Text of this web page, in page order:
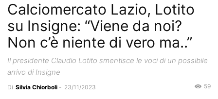
Calciomercato Lazio, Lotito
su Insigne: “Viene da noi?
Non c’è niente di vero ma..”
Il presidente Claudio Lotito smentisce le voci di un possibile
arrivo di Insigne
Di Silvia Chiorboli - 23/11/2023 59